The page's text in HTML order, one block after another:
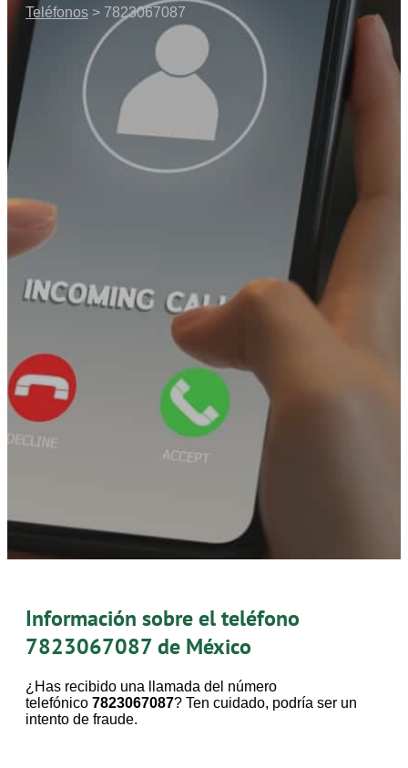
Teléfonos > 7823067087
Información sobre el teléfono
7823067087de México
¿Has recibido una llamada del número
telefónico 7823067087? Ten cuidado, podría ser un
intento de fraude.